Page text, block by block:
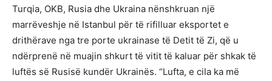
Turqia, OKB, Rusia dhe Ukraina nënshkruan një
marrëveshje në Istanbul për të rifilluar eksportet e
drithërave nga tre porte ukrainase të Detit të Zi, që u
ndërprenë në muajin shkurt të vitit të kaluar për shkak të
luftës së Rusisë kundër Ukrainës. “Lufta, e cila ka më